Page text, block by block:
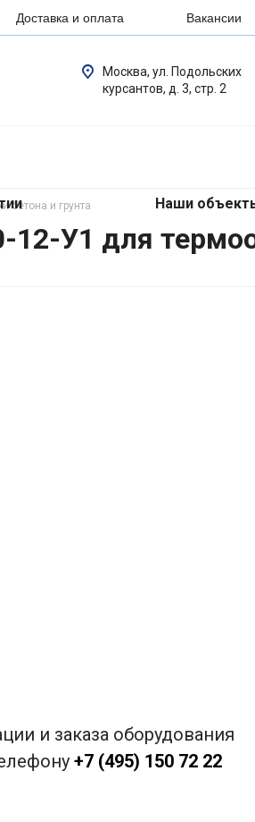
Доставка и оплата Вакансии
Москва, ул. Подольских
курсантов, д. 3, стр. 2
Наши
бетона и грунта
У1 для
и заказа оборудования
+7 (495) 150 72 22